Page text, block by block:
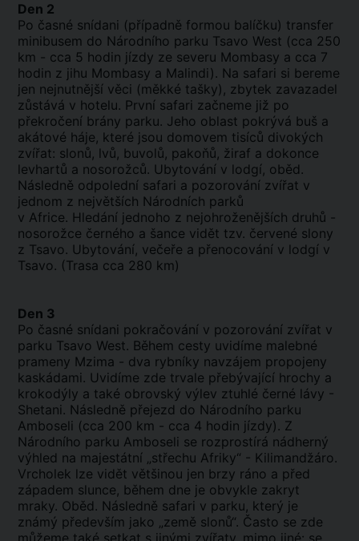
Den 2
Po časné snídani (případně formou balíčku) transfer
minibusem do Národního parku Tsavo West (cca 250
km - cca 5 hodin jízdy ze severu Mombasy a cca 7
hodin z jihu Mombasy a Malindi). Na safari si bereme
jen nejnutnější věci (měkké tašky), zbytek zavazadel
zůstává v hotelu. První safari začneme již po
překročení brány parku. Jeho oblast pokrývá buš a
akátové háje, které jsou domovem tisíců divokých
zvířat: slonů, lvů, buvolů, pakoňů, žiraf a dokonce
levhartů a nosorožců. Ubytování v lodgí, oběd.
Následně odpolední safari a pozorování zvířat v
jednom z největších Národních parků
v Africe. Hledání jednoho z nejohroženějších druhů -
nosorožce černého a šance vidět tzv. červené slony
z Tsavo. Ubytování, večeře a přenocování v lodgí v
Tsavo. (Trasa cca 280 km)
Den 3
Po časné snídani pokračování v pozorování zvířat v
parku Tsavo West. Během cesty uvidíme malebné
prameny Mzima - dva rybníky navzájem propojeny
kaskádami. Uvidíme zde trvale přebývající hrochy a
krokodýly a také obrovský výlev ztuhlé černé lávy -
Shetani. Následně přejezd do Národního parku
Amboseli (cca 200 km - cca 4 hodin jízdy). Z
Národního parku Amboseli se rozprostírá nádherný
výhled na majestátní „střechu Afriky“ - Kilimandžáro.
Vrcholek lze vidět většinou jen brzy ráno a před
západem slunce, během dne je obvykle zakryt
mraky. Oběd. Následně safari v parku, který je
známý především jako „země slonů“. Často se zde
můžeme také setkat s jinými zvířaty, mimo jiné: se